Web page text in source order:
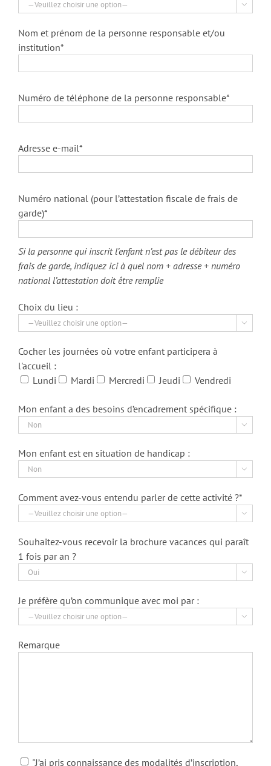

Nom et prénom de la personne responsable et/ou
institution*
Numéro de téléphone de la personne responsable*
Adresse e-mail*
Numéro national (pour l’attestation fiscale de frais de
garde)*
Si la personne qui inscrit l’enfant n’est pas le débiteur des
frais de garde, indiquez ici à quel nom + adresse + numéro
national l’attestation doit être remplie
Choix du lieu :

Cocher les journées où votre enfant participera à
l'accueil :
Lundi
Mardi Mercredi Jeudi Vendredi
Mon enfant a des besoins d’encadrement spécifique :

Mon enfant est en situation de handicap :

Comment avez-vous entendu parler de cette activité ?*

Souhaitez-vous recevoir la brochure vacances qui paraît
1 fois par an ?

Je préfère qu’on communique avec moi par :

Remarque
"J’ai pris connaissance des modalités d’inscription,